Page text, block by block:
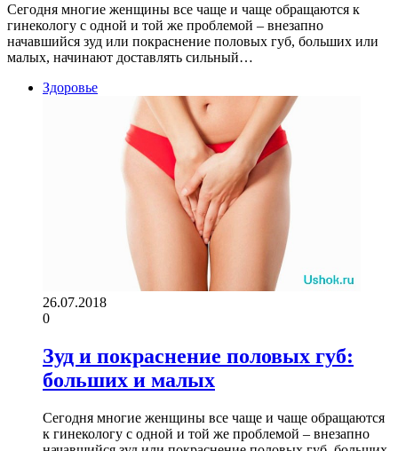
Сегодня многие женщины все чаще и чаще обращаются к
гинекологу с одной и той же проблемой – внезапно
начавшийся зуд или покраснение половых губ, больших или
малых, начинают доставлять сильный…
Здоровье
26.07.2018
0
Зуд и покраснение половых губ:
больших и малых
Сегодня многие женщины все чаще и чаще обращаются
к гинекологу с одной и той же проблемой – внезапно